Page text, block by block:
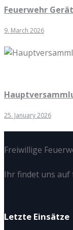
Feuerwehr
9. March 2026
25. January 2026
Freiwillige
Ihr findet uns auf
Letzte Einsätze